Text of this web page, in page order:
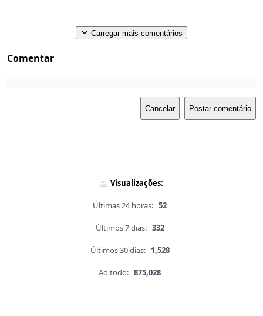
Carregar mais comentários
Comentar
Cancelar Postar comentário
Visualizações:
Últimas 24 horas: 52
Últimos 7 dias: 332
Últimos 30 dias: 1,528
Ao todo: 875,028